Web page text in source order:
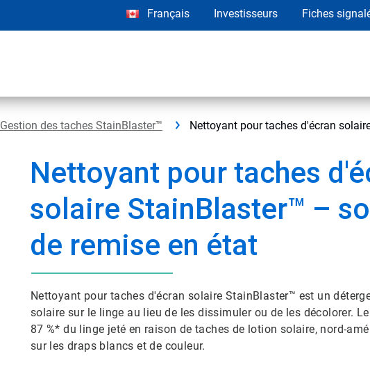
Français Investisseurs Fiches
Gestion des taches StainBlaster™ Nettoyant pour taches d'écran
Nettoyant pour taches
solaire StainBlaster™ –
de remise en état
Nettoyant pour taches d'écran solaire StainBlaster™ est un
solaire sur le linge au lieu de les dissimuler ou de les décolorer.
87 %* du linge jeté en raison de taches de lotion solaire, nord-
sur les draps blancs et de couleur.